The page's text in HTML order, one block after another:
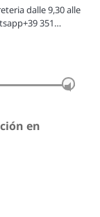
dalle 9,30 alle
351…
en